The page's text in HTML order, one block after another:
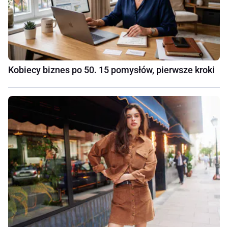
Kobiecy biznes po 50. 15 pomysłów, pierwsze kroki